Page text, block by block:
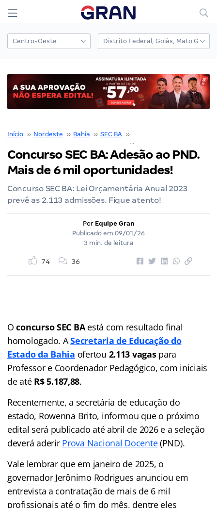
Início ›› Nordeste ›› Bahia ›› SEC BA ››
Concurso SEC BA: Adesão ao PND.
Mais de 6 mil oportunidades!
Concurso SEC BA: Lei Orçamentária Anual 2023
prevê as 2.113 admissões. Fique atento!
Por Equipe Gran
Publicado em 09/01/26
3 min. de leitura
74 36
Oconcurso SEC BAestá com resultado final
homologado. ASecretaria de Educação do
Estado da Bahia ofertou 2.113 vagas para
Professor e Coordenador Pedagógico, com iniciais
de até R$ 5.187,88.
Recentemente, a secretária de educação do
estado, Rowenna Brito, informou que o próximo
edital será publicado até abril de 2026 e a seleção
deverá aderir Prova Nacional Docente(PND).
Vale lembrar que em janeiro de 2025, o
governador Jerônimo Rodrigues anunciou em
entrevista a contratação de mais de 6 mil
profissionais até o fim do mês, dentre eles